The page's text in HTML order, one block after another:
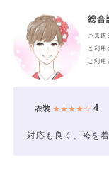
総合
ご来店
ご利
ご利
衣装★★★★☆ 4
対応も良く、袴を